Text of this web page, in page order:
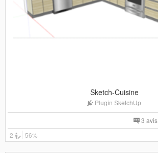
Sketch-Cuisine
Plugin SketchUp
3 avis
2
56%